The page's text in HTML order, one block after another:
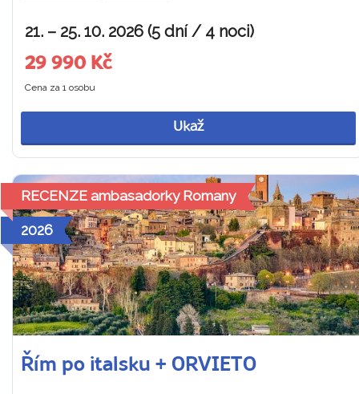
21. – 25. 10. 2026 (5 dní / 4 noci)
29 990 Kč
Cena za 1 osobu
Ukaž
RECENZE ambasadorky Romany
2026
Řím po italsku + ORVIETO